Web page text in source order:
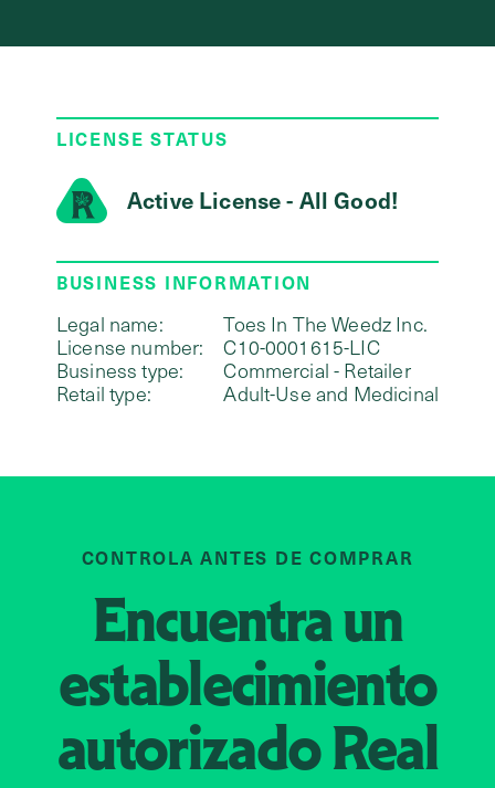
LICENSE STATUS
Active License - All Good!
BUSINESS INFORMATION
Legal name:
Toes In The Weedz Inc.
License number:
C10-0001615-LIC
Business type:
Commercial - Retailer
Retail type:
Adult-Use and Medicinal
CONTROLA ANTES DE COMPRAR
Encuentra un
establecimiento
autorizadoReal